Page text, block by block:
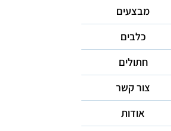
מבצעים
כלבים
חתולים
צור קשר
אודות